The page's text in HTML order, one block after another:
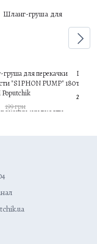
для перекачки
"SIPHON PUMP" 180
199 грн
250